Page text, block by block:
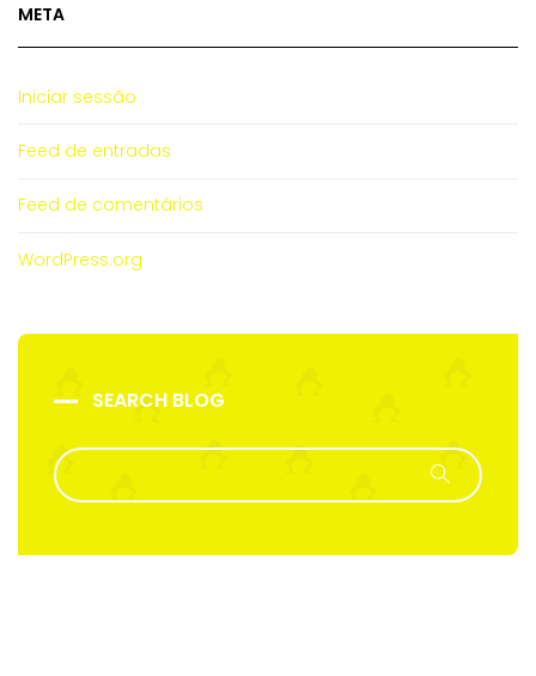
META
Iniciar sessão
Feed de entradas
Feed de comentários
WordPress.org
SEARCH BLOG